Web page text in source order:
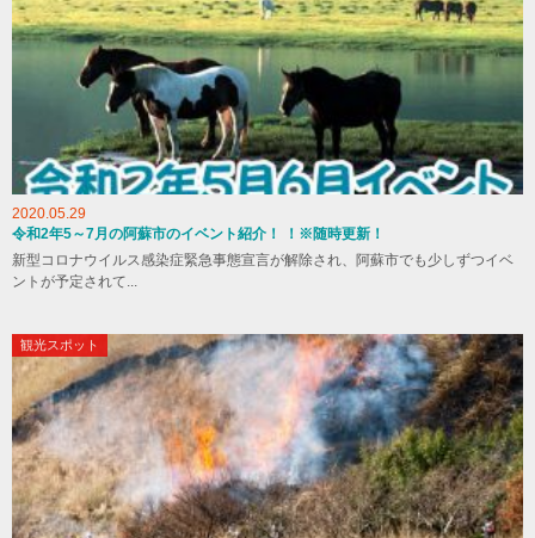
2020.05.29
令和2年5～7月の阿蘇市のイベント紹介！ ！※随時更新！
新型コロナウイルス感染症緊急事態宣言が解除され、阿蘇市でも少しずつイベ
ントが予定されて...
観光スポット